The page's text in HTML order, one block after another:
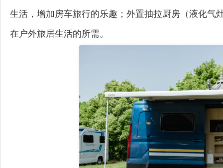
生活，增加房车旅行的乐趣；外置抽拉厨房（液化
在户外旅居生活的所需。